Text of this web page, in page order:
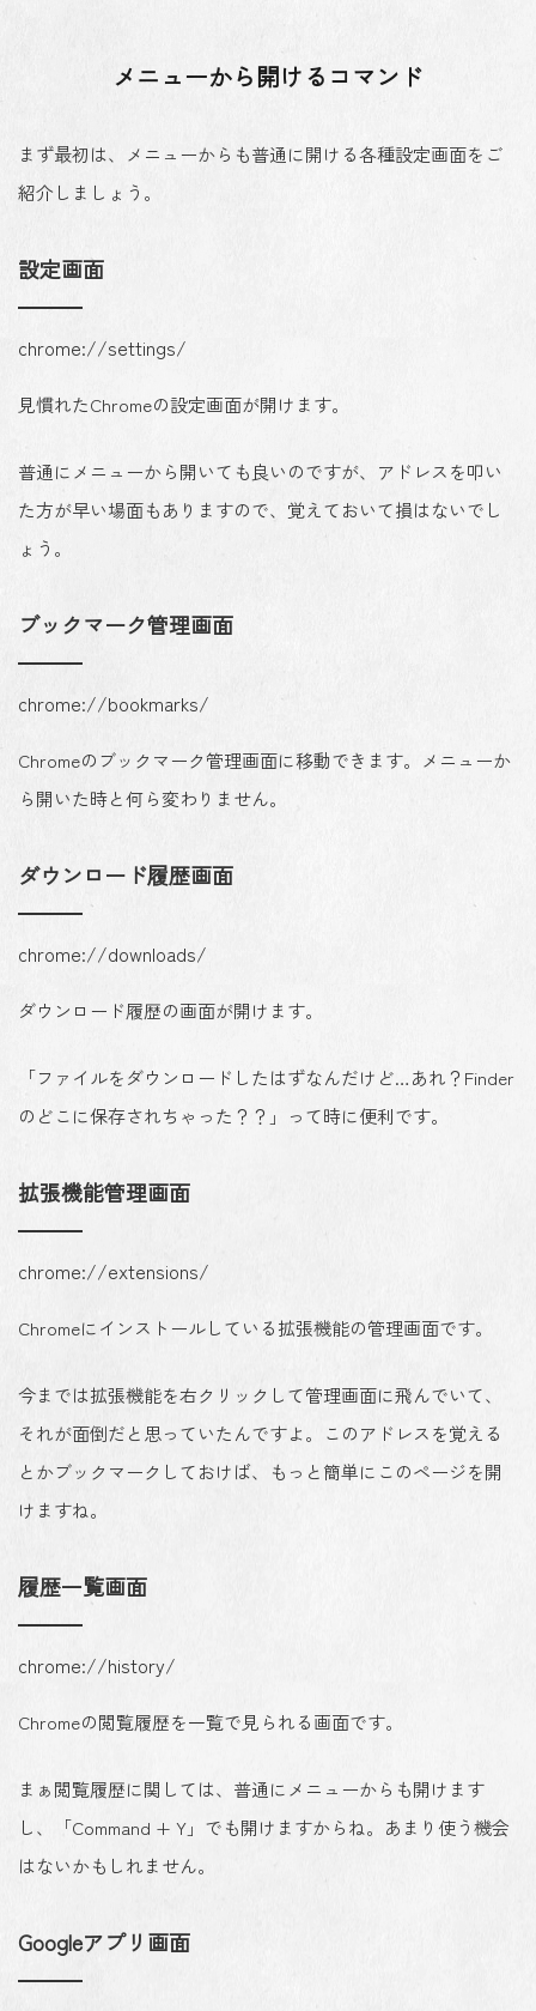
メニューから開けるコマンド
まず最初は、メニューからも普通に開ける各種設定画面をご
紹介しましょう。
設定画面
chrome://settings/
見慣れたChromeの設定画面が開けます。
普通にメニューから開いても良いのですが、アドレスを叩い
た方が早い場面もありますので、覚えておいて損はないでし
ょう。
ブックマーク管理画面
chrome://bookmarks/
Chromeのブックマーク管理画面に移動できます。メニューか
ら開いた時と何ら変わりません。
ダウンロード履歴画面
chrome://downloads/
ダウンロード履歴の画面が開けます。
「ファイルをダウンロードしたはずなんだけど…あれ？Finder
のどこに保存されちゃった？？」って時に便利です。
拡張機能管理画面
chrome://extensions/
Chromeにインストールしている拡張機能の管理画面です。
今までは拡張機能を右クリックして管理画面に飛んでいて、
それが面倒だと思っていたんですよ。このアドレスを覚える
とかブックマークしておけば、もっと簡単にこのページを開
けますね。
履歴一覧画面
chrome://history/
Chromeの閲覧履歴を一覧で見られる画面です。
まぁ閲覧履歴に関しては、普通にメニューからも開けます
し、「Command + Y」でも開けますからね。あまり使う機会
はないかもしれません。
Googleアプリ画面